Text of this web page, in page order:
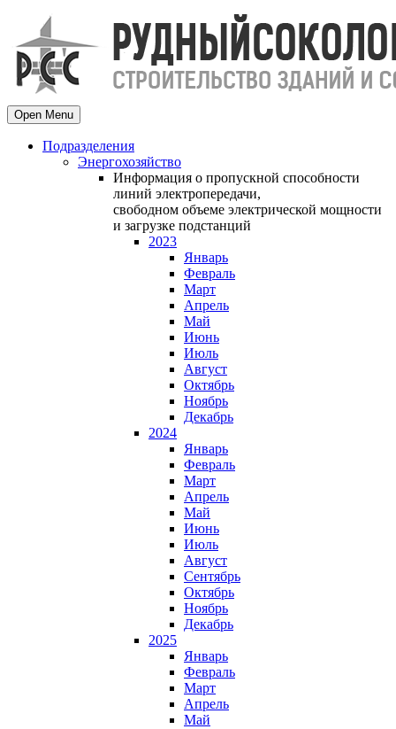
Open Menu
Подразделения
Энергохозяйство
Информация о пропускной способности
линий электропередачи,
свободном объеме электрической мощности
и загрузке подстанций
2023
Январь
Февраль
Март
Апрель
Май
Июнь
Июль
Август
Октябрь
Ноябрь
Декабрь
2024
Январь
Февраль
Март
Апрель
Май
Июнь
Июль
Август
Сентябрь
Октябрь
Ноябрь
Декабрь
2025
Январь
Февраль
Март
Апрель
Май